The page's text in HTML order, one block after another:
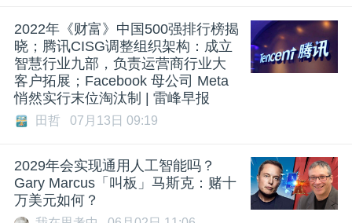
2022年《财富》中国500强排行榜揭
晓；腾讯CISG调整组织架构：成立
智慧行业九部，负责运营商行业大
客户拓展；Facebook 母公司 Meta
悄然实行末位淘汰制 | 雷峰早报
田哲 07月13日 09:19
2029年会实现通用人工智能吗？
Gary Marcus「叫板」马斯克：赌十
万美元如何？